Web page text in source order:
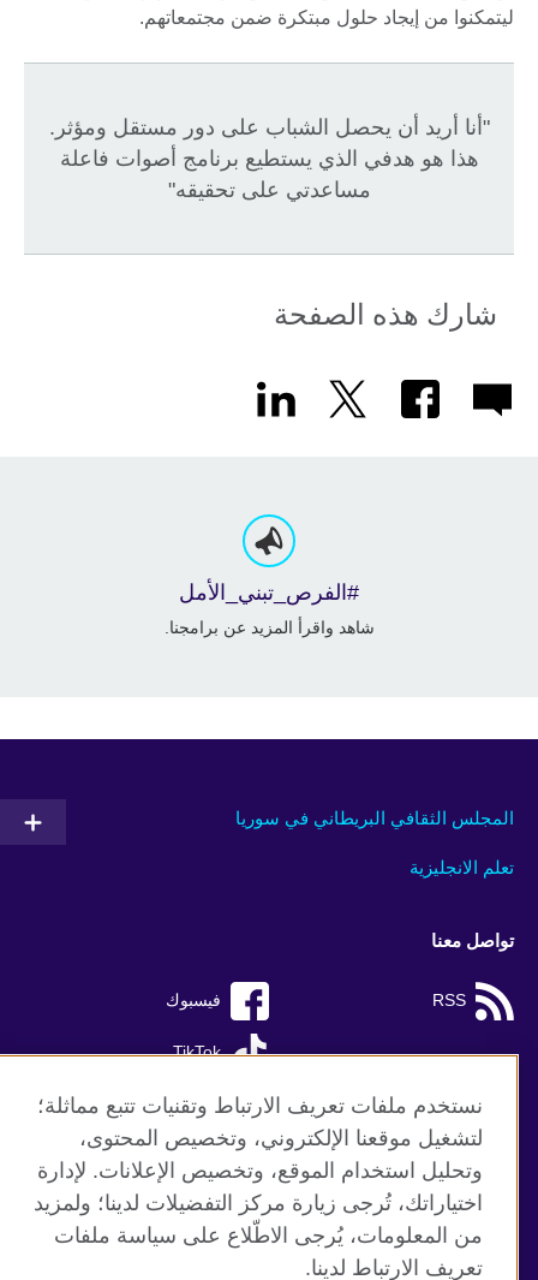
ليتمكنوا من إيجاد حلول مبتكرة ضمن مجتمعاتهم.
"أنا أريد أن يحصل الشباب على دور مستقل ومؤثر.
هذا هو هدفي الذي يستطيع برنامج أصوات فاعلة
مساعدتي على تحقيقه"
شارك هذه الصفحة
#الفرص_تبني_الأمل
شاهد واقرأ المزيد عن برامجنا.
المجلس الثقافي البريطاني في سوريا
تعلم الانجليزية
تواصل معنا
فيسبوك RSS
TikTok
موقع المجلس الثقافي البريطاني العالمي
الخصوصية وشروط الاستخدام
ملفات تعريف الإرتباط
نستخدم ملفات تعريف الارتباط وتقنيات تتبع مماثلة؛
لتشغيل موقعنا الإلكتروني، وتخصيص المحتوى،
وتحليل استخدام الموقع، وتخصيص الإعلانات. لإدارة
اختياراتك، تُرجى زيارة مركز التفضيلات لدينا؛ ولمزيد
من المعلومات، يُرجى الاطّلاع على سياسة ملفات
تعريف الارتباط لدينا.